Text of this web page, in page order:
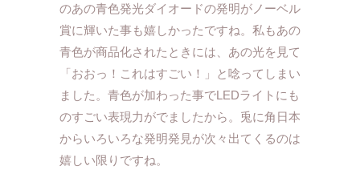
のあの青色発光ダイオードの発明がノーベル
賞に輝いた事も嬉しかったですね。私もあの
青色が商品化されたときには、あの光を見て
「おおっ！これはすごい！」と唸ってしまい
ました。青色が加わった事でLEDライトにも
のすごい表現力がでましたから。兎に角日本
からいろいろな発明発見が次々出てくるのは
嬉しい限りですね。